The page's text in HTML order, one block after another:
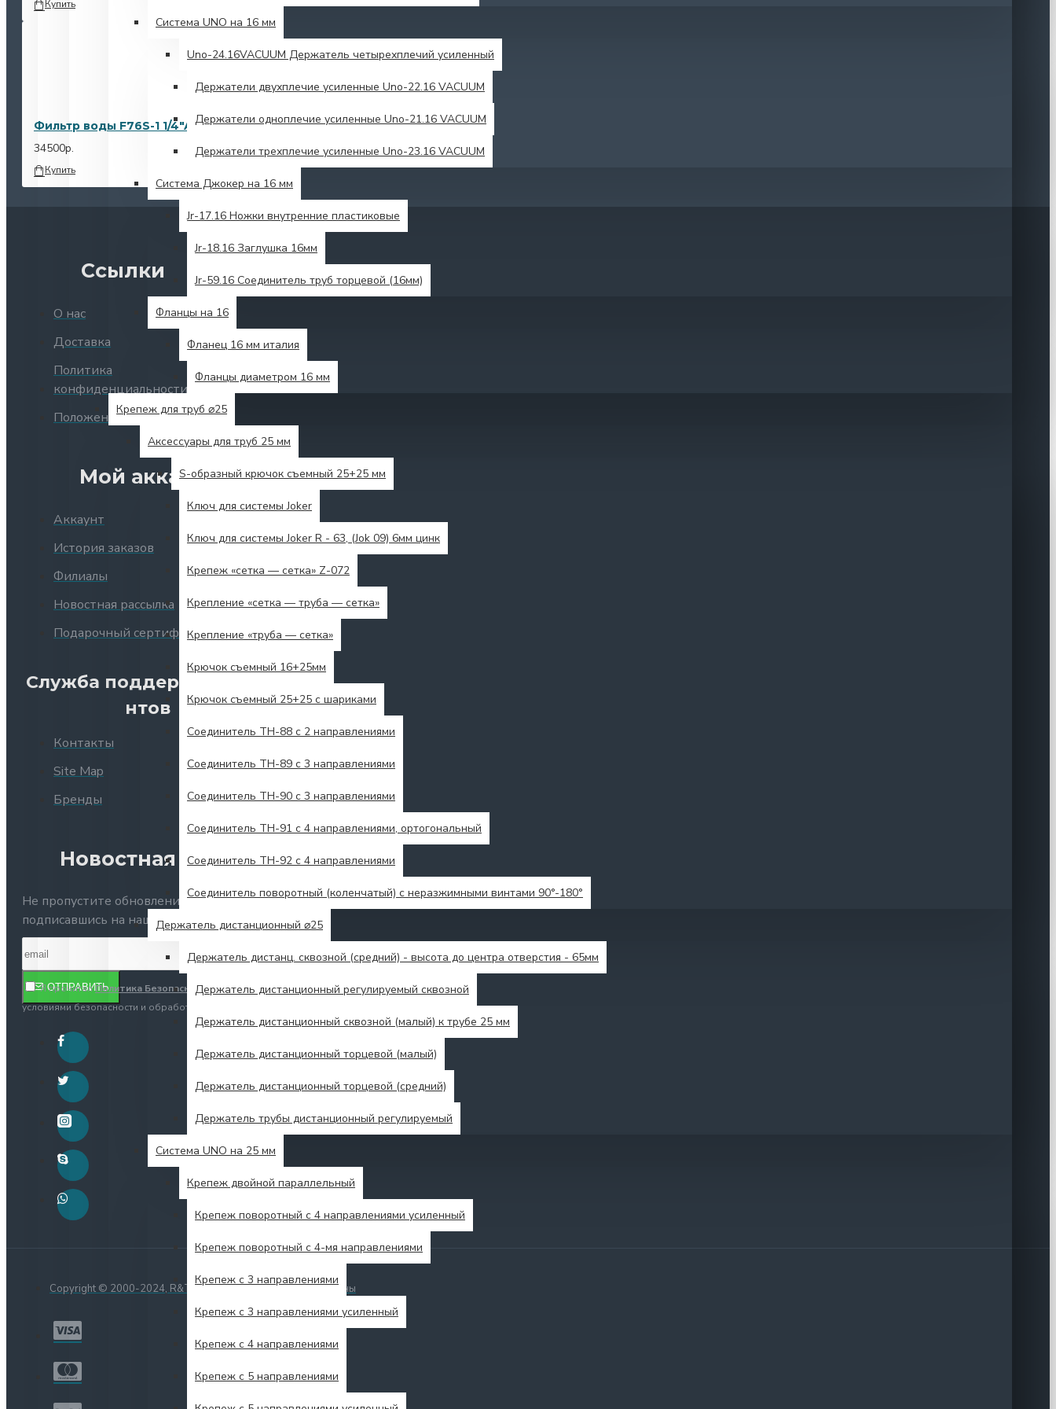
Система UNO на 16 мм
Unо-24.16VACUUM Держатель четырехплечий усиленный
Держатели двухплечие усиленные Unо-22.16 VACUUM
Держатели одноплечие усиленные Uno-21.16 VACUUM
Держатели трехплечие усиленные Unо-23.16 VACUUM
Система Джокер на 16 мм
Jr-17.16 Ножки внутренние пластиковые
Jr-18.16 Заглушка 16мм
Jr-59.16 Соединитель труб торцевой (16мм)
Фланцы на 16
Фланец 16 мм италия
Фланцы диаметром 16 мм
Крепеж для труб ⌀25
Аксессуары для труб 25 мм
S-образный крючок съемный 25+25 мм
Ключ для системы Joker
Ключ для системы Joker R - 63, (Jok 09) 6мм цинк
Крепеж «сетка — сетка» Z-072
Крепление «сетка — труба — сетка»
Крепление «труба — сетка»
Крючок съемный 16+25мм
Крючок съемный 25+25 с шариками
Соединитель TH-88 с 2 направлениями
Соединитель TH-89 с 3 направлениями
Соединитель TH-90 с 3 направлениями
Соединитель TH-91 с 4 направлениями, ортогональный
Соединитель TH-92 с 4 направлениями
Соединитель поворотный (коленчатый) с неразжимными винтами 90°-180°
Держатель дистанционный ⌀25
Держатель дистанц. сквозной (средний) - высота до центра отверстия - 65мм
Держатель дистанционный регулируемый сквозной
Держатель дистанционный сквозной (малый) к трубе 25 мм
Держатель дистанционный торцевой (малый)
Держатель дистанционный торцевой (средний)
Держатель трубы дистанционный регулируемый
Система UNO на 25 мм
Крепеж двойной параллельный
Крепеж поворотный с 4 направлениями усиленный
Крепеж поворотный с 4-мя направлениями
Крепеж с 3 направлениями
Крепеж с 3 направлениями усиленный
Крепеж с 4 направлениями
Крепеж с 5 направлениями
Купить
Фильтр воды F76S-1 1/4"AA
34500р.
Купить
Ссылки
О нас
Доставка
Политика
конфиденциальности
Положения и условия
Мой аккаунт
Аккаунт
История заказов
Филиалы
Новостная рассылка
Подарочный сертификат
Служба поддержки клие
нтов
Контакты
Site Map
Бренды
Новостная рассылка
Не пропустите обновления и акции,
подписавшись на нашу рассылку.
ОТПРАВИТЬ
Я прочиталПолитика Безопасностии согласен с
условиями безопасности и обработки персональных данных
Copyright © 2000-2024, R&T-СтройСнаб, Все права защищены